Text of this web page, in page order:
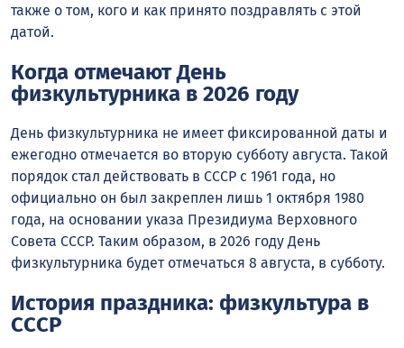
также о том, кого и как принято поздравлять с этой
датой.
Когда отмечают День
физкультурника в 2026 году
День физкультурника не имеет фиксированной даты и
ежегодно отмечается во вторую субботу августа. Такой
порядок стал действовать в СССР с 1961 года, но
официально он был закреплен лишь 1 октября 1980
года, на основании указа Президиума Верховного
Совета СССР. Таким образом, в 2026 году День
физкультурника будет отмечаться 8 августа, в субботу.
История праздника: физкультура в
СССР